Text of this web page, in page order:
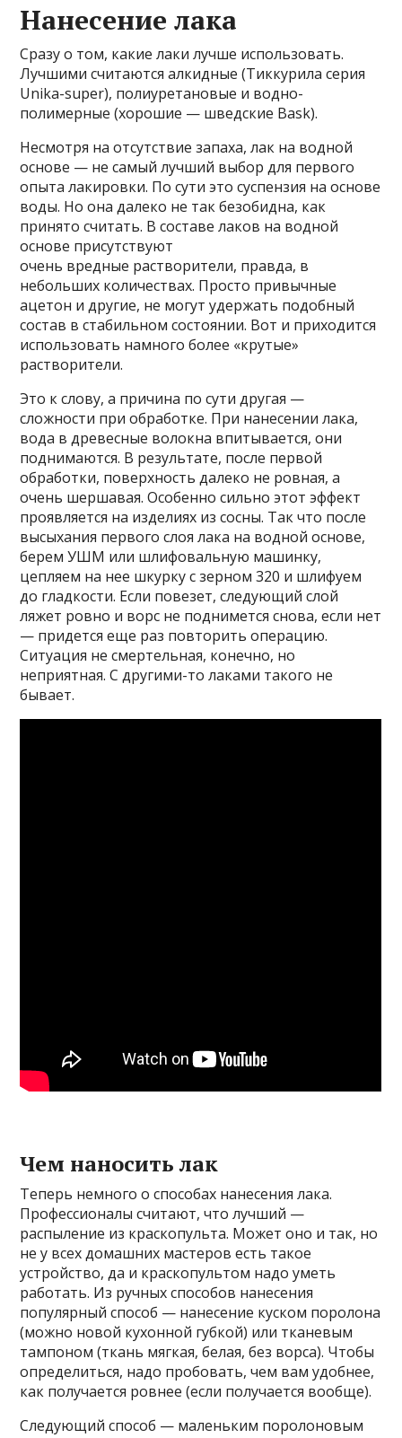
Нанесение лака
Сразу о том, какие лаки лучше использовать.
Лучшими считаются алкидные (Тиккурила серия
Unika-super), полиуретановые и водно-
полимерные (хорошие — шведские Bask).
Несмотря на отсутствие запаха, лак на водной
основе — не самый лучший выбор для первого
опыта лакировки. По сути это суспензия на основе
воды. Но она далеко не так безобидна, как
принято считать. В составе лаков на водной
основе присутствуют
очень вредные растворители, правда, в
небольших количествах. Просто привычные
ацетон и другие, не могут удержать подобный
состав в стабильном состоянии. Вот и приходится
использовать намного более «крутые»
растворители.
Это к слову, а причина по сути другая —
сложности при обработке. При нанесении лака,
вода в древесные волокна впитывается, они
поднимаются. В результате, после первой
обработки, поверхность далеко не ровная, а
очень шершавая. Особенно сильно этот эффект
проявляется на изделиях из сосны. Так что после
высыхания первого слоя лака на водной основе,
берем УШМ или шлифовальную машинку,
цепляем на нее шкурку с зерном 320 и шлифуем
до гладкости. Если повезет, следующий слой
ляжет ровно и ворс не поднимется снова, если нет
— придется еще раз повторить операцию.
Ситуация не смертельная, конечно, но
неприятная. С другими-то лаками такого не
бывает.
Чем наносить лак
Теперь немного о способах нанесения лака.
Профессионалы считают, что лучший —
распыление из краскопульта. Может оно и так, но
не у всех домашних мастеров есть такое
устройство, да и краскопультом надо уметь
работать. Из ручных способов нанесения
популярный способ — нанесение куском поролона
(можно новой кухонной губкой) или тканевым
тампоном (ткань мягкая, белая, без ворса). Чтобы
определиться, надо пробовать, чем вам удобнее,
как получается ровнее (если получается вообще).
Следующий способ — маленьким поролоновым